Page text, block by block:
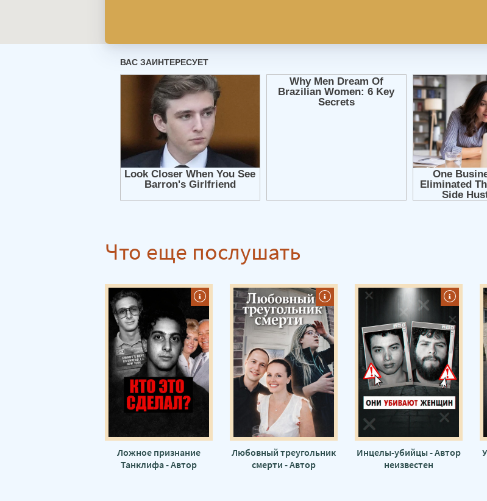
Что еще послушать
Ложное признание
Танклифа - Автор
Любовный треугольник
смерти - Автор
Инцелы-убийцы - Автор
неизвестен